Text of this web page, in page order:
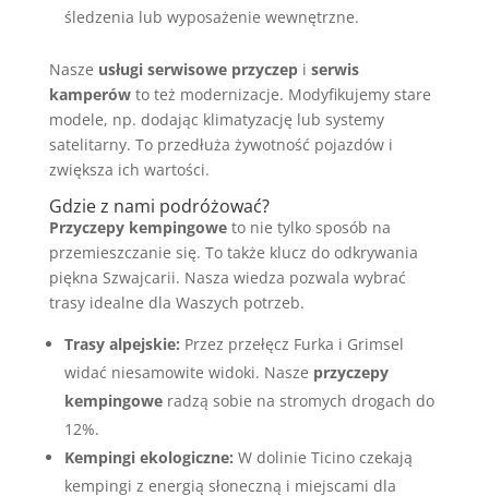
śledzenia lub wyposażenie wewnętrzne.
Nasze usługi serwisowe przyczepi serwis
kamperówto też modernizacje. Modyfikujemy stare
modele, np. dodając klimatyzację lub systemy
satelitarny. To przedłuża żywotność pojazdów i
zwiększa ich wartości.
Gdzie z nami podróżować?
Przyczepy kempingoweto nie tylko sposób na
przemieszczanie się. To także klucz do odkrywania
piękna Szwajcarii. Nasza wiedza pozwala wybrać
trasy idealne dla Waszych potrzeb.
Trasy alpejskie: Przez przełęcz Furka i Grimsel
widać niesamowite widoki. Nasze przyczepy
kempingoweradzą sobie na stromych drogach do
12%.
Kempingi ekologiczne: W dolinie Ticino czekają
kempingi z energią słoneczną i miejscami dla